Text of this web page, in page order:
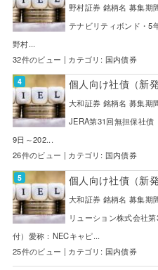
野村証券 銘柄名 募集期
テナビリティボンド・5
野村...
32件のビュー | カテゴリ: 国内債券
個人向け社債（新
大和証券 銘柄名 募集期
JERA第31回無担保社債
9日～202...
26件のビュー | カテゴリ: 国内債券
個人向け社債（新
大和証券 銘柄名 募集期
リューション株式会社
付）愛称：NECキャピ...
25件のビュー | カテゴリ: 国内債券